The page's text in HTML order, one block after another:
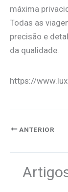
máxima
Todas as
precisão e
da qualidade.
https://
ANTERIOR